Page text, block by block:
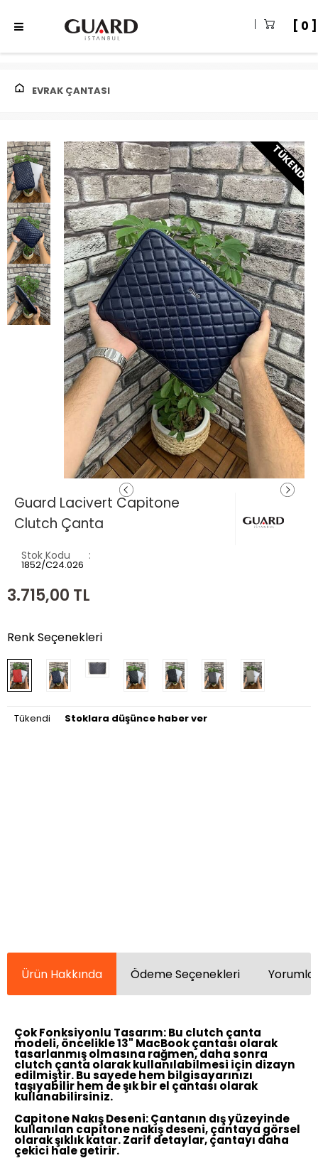
0
EVRAK ÇANTASI
TÜKENDI
Guard Lacivert Capitone
Clutch Çanta
Stok Kodu
1852/C24.026
3.715,00 TL
Renk Seçenekleri
Tükendi Stoklara düşünce haber ver
Ürün Hakkında Ödeme Seçenekleri
Çok Fonksiyonlu Tasarım:Bu clutch çanta
modeli, öncelikle 13" MacBook çantası olarak
tasarlanmış olmasına rağmen, daha sonra
clutch çanta olarak kullanılabilmesi için dizayn
edilmiştir. Bu sayede hem bilgisayarınızı
taşıyabilir hem de şık bir el çantası olarak
kullanabilirsiniz.
Capitone Nakış Deseni:Çantanın dış yüzeyinde
kullanılan capitone nakış deseni, çantaya görsel
olarak şıklık katar. Zarif detaylar, çantayı daha
çekici hale getirir.